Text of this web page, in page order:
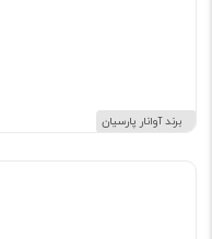
برند آوانار پارسیان